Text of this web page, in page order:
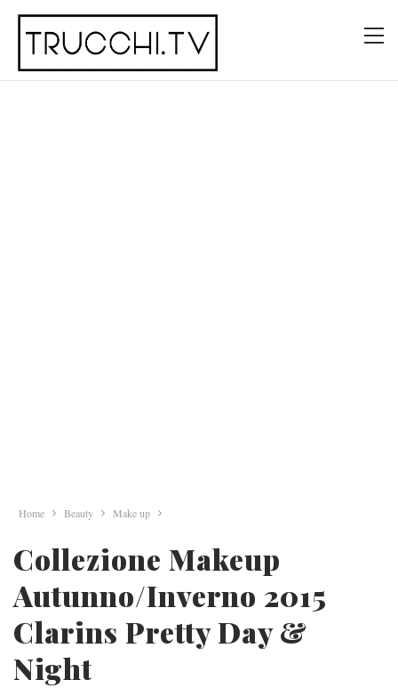
Home Beauty Make up
Collezione Makeup
Autunno/Inverno 2015
Clarins Pretty Day &
Night